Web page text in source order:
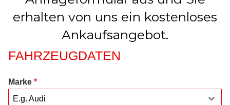
erhalten von uns ein kostenloses
Ankaufsangebot.
FAHRZEUGDATEN
Marke *
E.g. Audi